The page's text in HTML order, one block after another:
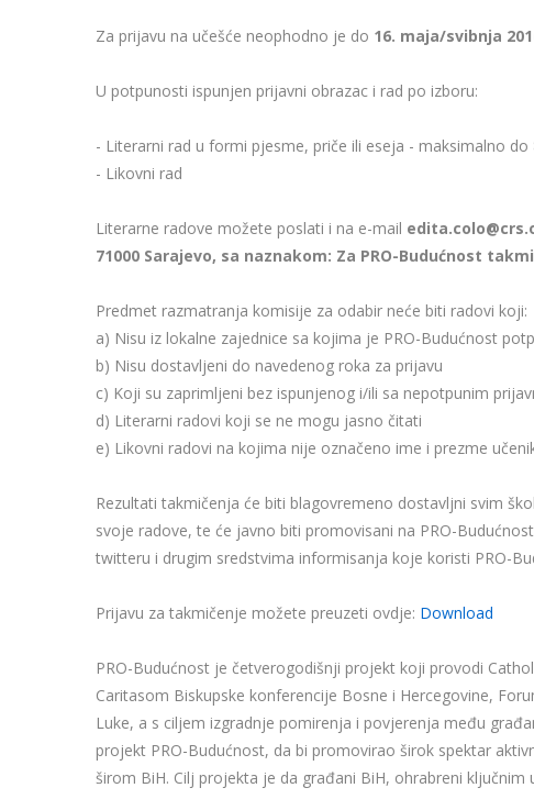
Za prijavu na učešće neophodno je do 16. maja/svibnja
U potpunosti ispunjen prijavni obrazac i rad po izboru:
- Literarni rad u formi pjesme, priče ili eseja - maksimalno do
- Likovni rad
Literarne radove možete poslati i na e-mail
71000 Sarajevo, sa naznakom: Za PRO-Budućnost
Predmet razmatranja komisije za odabir neće biti radovi koji:
a) Nisu iz lokalne zajednice sa kojima je PRO-Budućnost
b) Nisu dostavljeni do navedenog roka za prijavu
c) Koji su zaprimljeni bez ispunjenog i/ili sa nepotpunim
d) Literarni radovi koji se ne mogu jasno čitati
e) Likovni radovi na kojima nije označeno ime i prezme
Rezultati takmičenja će biti blagovremeno dostavljni svim
svoje radove, te će javno biti promovisani na PRO-
twitteru i drugim sredstvima informisanja koje koristi PRO-
Prijavu za takmičenje možete preuzeti ovdje: Download
PRO-Budućnost je četverogodišnji projekt koji provodi
Caritasom Biskupske konferencije Bosne i Hercegovine,
Luke, a s ciljem izgradnje pomirenja i povjerenja među
projekt PRO-Budućnost, da bi promovirao širok spektar
širom BiH. Cilj projekta je da građani BiH, ohrabreni